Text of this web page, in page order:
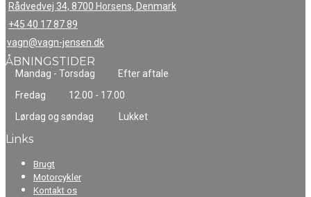
Rådvedvej 34, 8700 Horsens, Denmark
+45 40 17 87 89
vagn@vagn-jensen.dk
ÅBNINGSTIDER
Mandag - Torsdag
Efter aftale
Fredag
12.00 - 17.00
Lørdag og søndag
Lukket
Links
Brugt
Motorcykler
Kontakt os